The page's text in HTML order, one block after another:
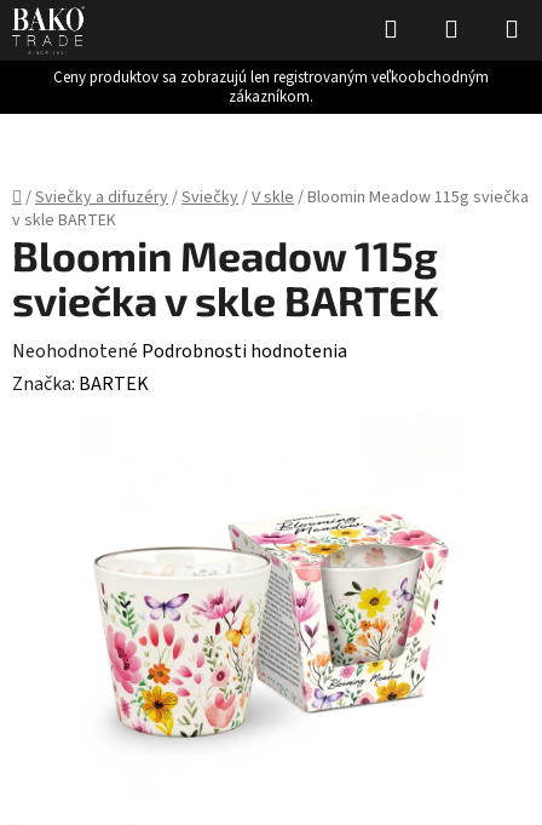
Ceny produktov sa zobrazujú len registrovaným veľkoobchodným
zákazníkom.
Hľadať
KOŠÍK
Domov
/Sviečky a difuzéry/Sviečky/V skle/Bloomin Meadow 115g sviečka
v skle BARTEK
Bloomin Meadow 115g
sviečka v skle BARTEK
Priemerné
hodnotenie
hviezdičiek.
Neohodnotené Podrobnosti hodnotenia
Značka: BARTEK